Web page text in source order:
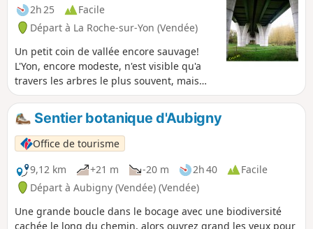
2h 25
Facile
Départ à La Roche-sur-Yon (Vendée)
Un petit coin de vallée encore sauvage!
L'Yon, encore modeste, n'est visible qu'a
travers les arbres le plus souvent, mais
quelle végétation! C'est un régal visuel et
sonore, tant les oiseaux nous
accompagnent.
Sentier botanique d'Aubigny
Office de tourisme
9,12 km
+21 m -20 m 2h 40
Facile
Départ à Aubigny (Vendée) (Vendée)
Une grande boucle dans le bocage avec une biodiversité
cachée le long du chemin, alors ouvrez grand les yeux pour